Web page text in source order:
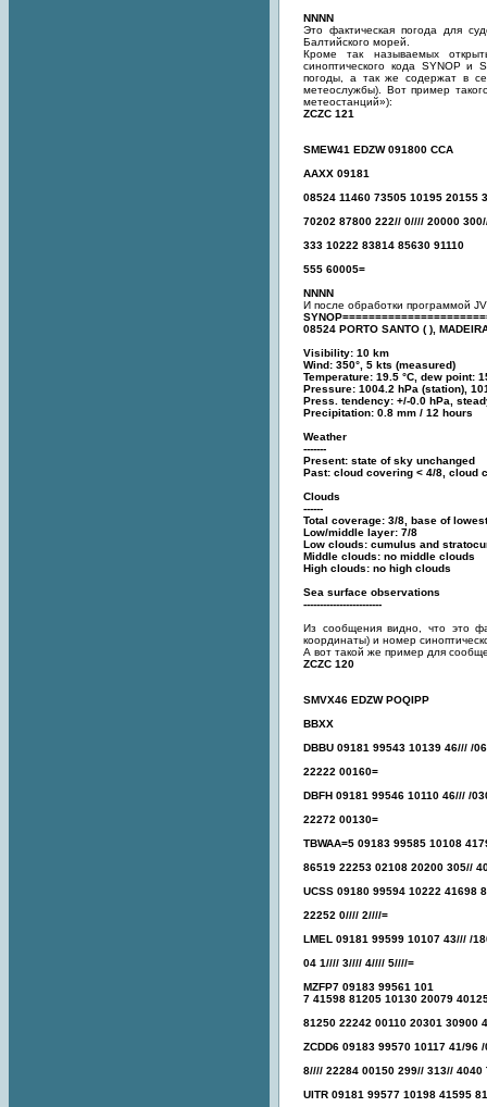
NNNN
Это фактическая погода для
Балтийского морей.
Кроме так называемых
синоптического кода SYNOP
погоды, а так же содержат в
метеослужбы). Вот пример
метеостанций»):
ZCZC 121
SMEW41 EDZW 091800 CCA
AAXX 09181
08524 11460 73505 10195 20155
70202 87800 222// 0//// 20000
333 10222 83814 85630 91110
555 60005=
NNNN
И после обработки программой
08524 PORTO SANTO ( ),
Visibility: 10 km
Wind: 350°, 5 kts (measured)
Temperature: 19.5 °C, dew point:
Pressure: 1004.2 hPa (station),
Press. tendency: +/-0.0 hPa,
Precipitation: 0.8 mm / 12 hours
Weather
-------
Present: state of sky unchanged
Past: cloud covering < 4/8, cloud
Clouds
------
Total coverage: 3/8, base of
Low/middle layer: 7/8
Low clouds: cumulus and
Middle clouds: no middle clouds
High clouds: no high clouds
Sea surface observations
------------------------
Из сообщения видно, что это
координаты) и номер
А вот такой же пример для
ZCZC 120
SMVX46 EDZW POQIPP
BBXX
DBBU 09181 99543 10139 46/// /
22222 00160=
DBFH 09181 99546 10110 46/// /
22272 00130=
TBWAA=5 09183 99585 10108
86519 22253 02108 20200 305//
UCSS 09180 99594 10222 41698
22252 0//// 2////=
LMEL 09181 99599 10107 43/// /
04 1//// 3//// 4//// 5////=
MZFP7 09183 99561 101
7 41598 81205 10130 20079
81250 22242 00110 20301 30900
ZCDD6 09183 99570 10117 41/96
8//// 22284 00150 299// 313// 4040
UITR 09181 99577 10198 41595